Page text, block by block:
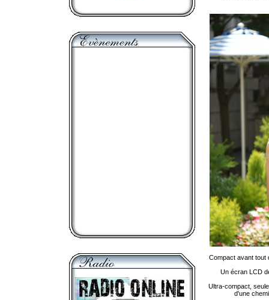
Compact avant tout
Un écran LCD
Ultra-compact,
d'une